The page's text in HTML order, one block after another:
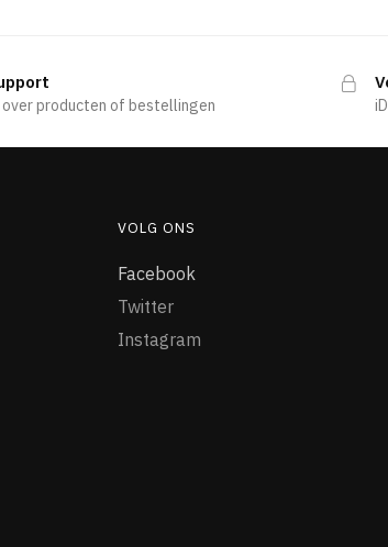
over producten of bestellingen
VOLG ONS
Facebook
Twitter
Instagram